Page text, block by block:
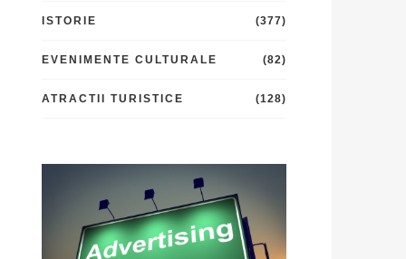
ISTORIE (377)
EVENIMENTE CULTURALE (82)
ATRACTII TURISTICE (128)